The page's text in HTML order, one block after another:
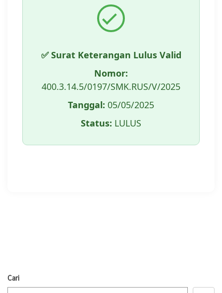
✅ Surat Keterangan Lulus Valid
Nomor:
400.3.14.5/0197/SMK.RUS/V/2025
Tanggal: 05/05/2025
Status: LULUS
Cari